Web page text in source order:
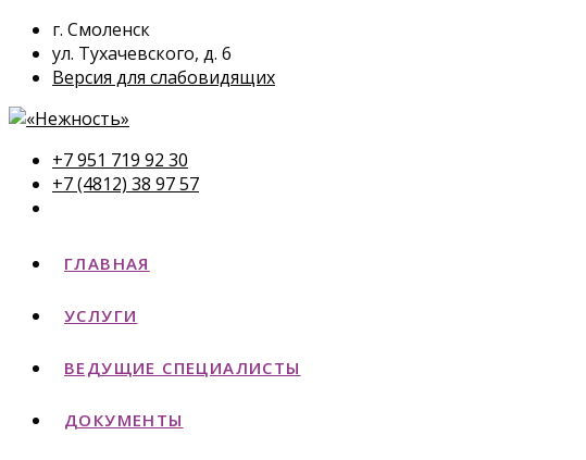
г. Смоленск
ул. Тухачевского, д. 6
Версия для слабовидящих
+7 951 719 92 30
+7 (4812) 38 97 57
ГЛАВНАЯ
УСЛУГИ
ВЕДУЩИЕ СПЕЦИАЛИСТЫ
ДОКУМЕНТЫ